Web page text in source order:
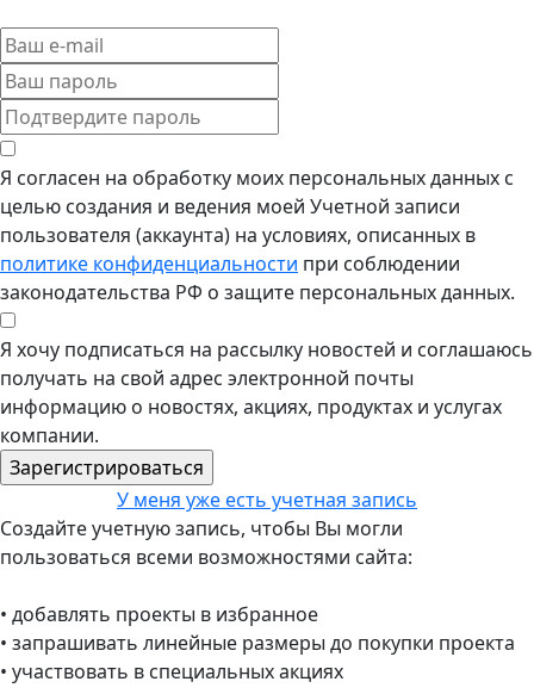
Я согласен на обработку моих персональных данных с
целью создания и ведения моей Учетной записи
пользователя (аккаунта) на условиях, описанных в
политике конфиденциальности при соблюдении
законодательства РФ о защите персональных данных.
Я хочу подписаться на рассылку новостей и соглашаюсь
получать на свой адрес электронной почты
информацию о новостях, акциях, продуктах и услугах
компании.
У меня уже есть учетная запись
Создайте учетную запись, чтобы Вы могли
пользоваться всеми возможностями сайта:
• добавлять проекты в избранное
• запрашивать линейные размеры до покупки проекта
• участвовать в специальных акциях